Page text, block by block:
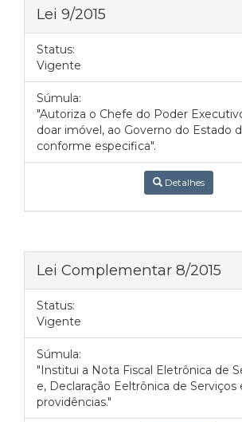
Lei 9/2015
Status:
Vigente
Súmula:
"Autoriza o Chefe do Poder
doar imóvel, ao Governo do Estado
conforme especifica".
Detalhes
Lei Complementar 8/2015
Status:
Vigente
Súmula:
"Institui a Nota Fiscal Eletrônica de
e, Declaração Eeltrônica de Serviços
providências."